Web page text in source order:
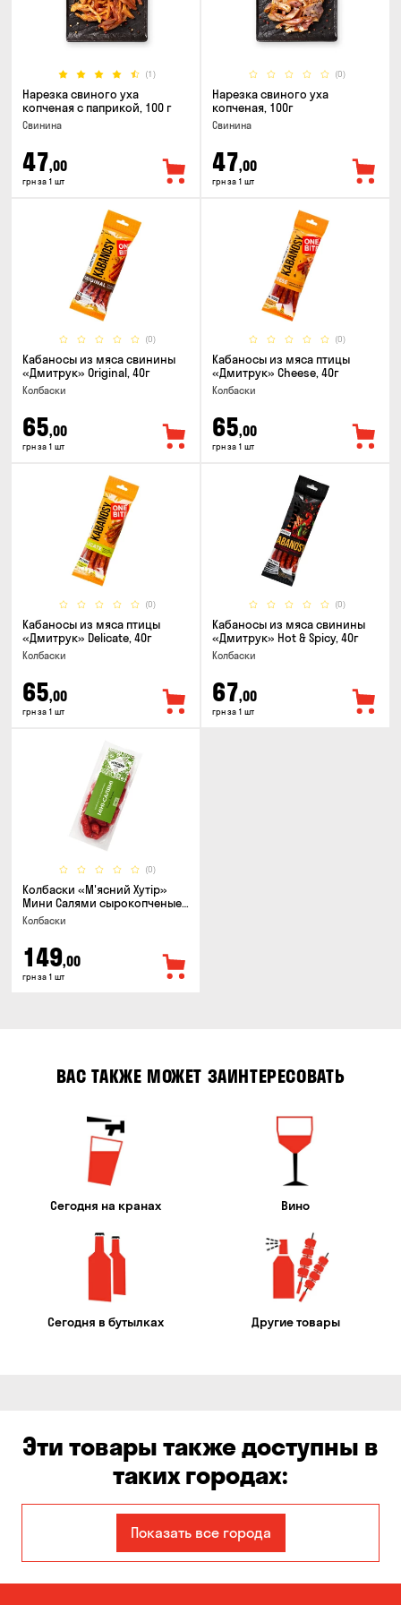
(1)
Нарезка свиного уха
копченая с паприкой, 100 г
Свинина
47,00
грн за 1 шт
(0)
Нарезка свиного уха
копченая, 100г
Свинина
47,00
грн за 1 шт
(0)
Кабаносы из мяса свинины
«Дмитрук» Original, 40г
Колбаски
65,00
грн за 1 шт
(0)
Кабаносы из мяса птицы
«Дмитрук» Cheese, 40г
Колбаски
65,00
грн за 1 шт
(0)
Кабаносы из мяса птицы
«Дмитрук» Delicate, 40г
Колбаски
65,00
грн за 1 шт
(0)
Кабаносы из мяса свинины
«Дмитрук» Hot & Spicy, 40г
Колбаски
67,00
грн за 1 шт
(0)
Колбаски «М'ясний Хутір»
Мини Салями сырокопченые,
150г
Колбаски
149,00
грн за 1 шт
ВАС ТАКЖЕ МОЖЕТ ЗАИНТЕРЕСОВАТЬ
Сегодня на кранах Вино
Сегодня в бутылках Другие товары
Эти товары также доступны в
таких городах:
Авангард
Бабурка Балабино
Показать все города